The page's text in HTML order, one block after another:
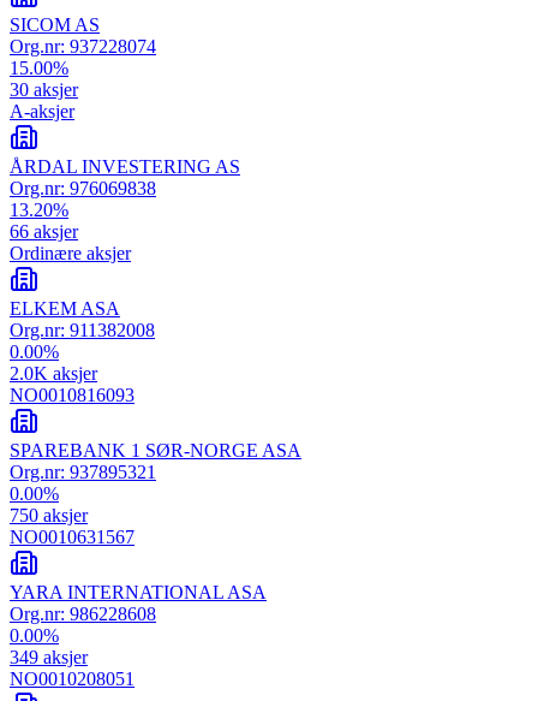
SICOM AS
Org.nr: 937228074
15.00%
30 aksjer
A-aksjer
ÅRDAL INVESTERING AS
Org.nr: 976069838
13.20%
66 aksjer
Ordinære aksjer
ELKEM ASA
Org.nr: 911382008
0.00%
2.0K aksjer
NO0010816093
SPAREBANK 1 SØR-NORGE ASA
Org.nr: 937895321
0.00%
750 aksjer
NO0010631567
YARA INTERNATIONAL ASA
Org.nr: 986228608
0.00%
349 aksjer
NO0010208051